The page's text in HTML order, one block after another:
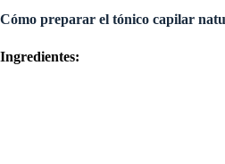
Cómo preparar el tónico capilar
Ingredientes: